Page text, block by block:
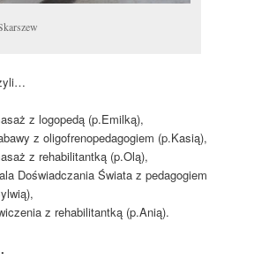
z logopedą (p.Emilką),
z oligofrenopedagogiem (p.Kasią),
z rehabilitantką (p.Olą),
Doświadczania Świata z pedagogiem
z rehabilitantką (p.Anią).